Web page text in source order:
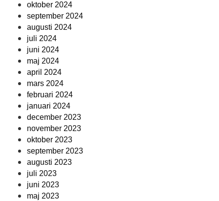
oktober 2024
september 2024
augusti 2024
juli 2024
juni 2024
maj 2024
april 2024
mars 2024
februari 2024
januari 2024
december 2023
november 2023
oktober 2023
september 2023
augusti 2023
juli 2023
juni 2023
maj 2023